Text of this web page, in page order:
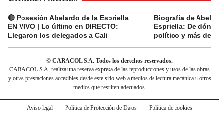
🔴 Posesión Abelardo de la Espriella
EN VIVO | Lo último en DIRECTO:
Llegaron los delegados a Cali
Biografía de
Espriella: De
político y más del
© CARACOL S.A. Todos los derechos reservados.
CARACOL S.A. realiza una reserva expresa de las reproducciones y usos de las obras
y otras prestaciones accesibles desde este sitio web a medios de lectura mecánica u otros
medios que resulten adecuados.
Aviso legal Política de Protección de Datos
Política de cookies